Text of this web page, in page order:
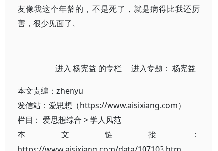
友像我这个年龄的，不是死了，就是病得比我还厉
害，很少见面了。
进入杨宪益 的专栏 进入专题：杨宪益
本文责编： zhenyu
发信站：爱思想（https://www.aisixiang.com）
栏目： 爱思想综合 >学人风范
本文链接：